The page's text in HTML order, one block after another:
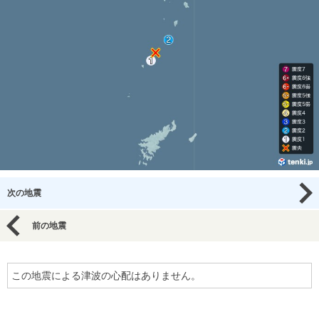
次の地震
前の地震
この地震による津波の心配はありません。